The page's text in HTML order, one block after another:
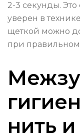
2-3 секунды. Это
уверен в
щеткой можно
при
нить